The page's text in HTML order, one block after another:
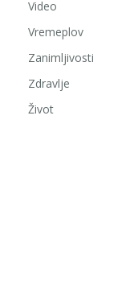
Video
Vremeplov
Zanimljivosti
Zdravlje
Život